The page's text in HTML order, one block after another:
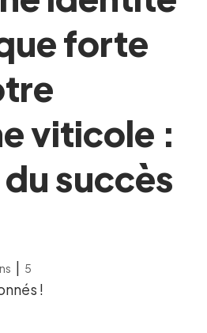
forte
viticole :
succès
| 5
!